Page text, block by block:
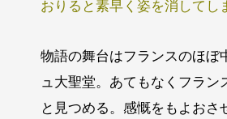
おりると素早く姿を消してし
物語の舞台はフランスのほぼ
ュ大聖堂。あてもなくフラン
と見つめる。感慨をもよおさ